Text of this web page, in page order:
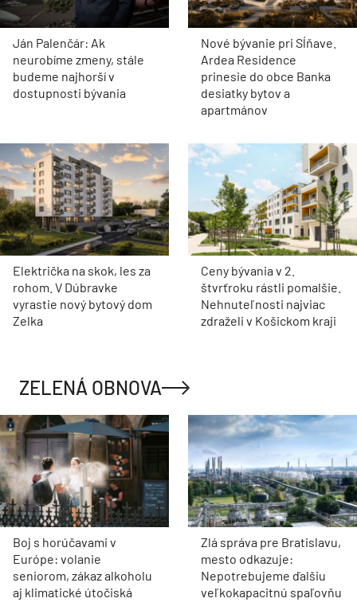
Ján Palenčár: Ak
neurobíme zmeny, stále
budeme najhorší v
dostupnosti bývania
Nové bývanie pri Sĺňave.
Ardea Residence
prinesie do obce Banka
desiatky bytov a
apartmánov
Električka na skok, les za
rohom. V Dúbravke
vyrastie nový bytový dom
Zelka
Ceny bývania v 2.
štvrťroku rástli pomalšie.
Nehnuteľnosti najviac
zdraželi v Košickom kraji
ZELENÁ OBNOVA
Boj s horúčavami v
Európe: volanie
seniorom, zákaz alkoholu
aj klimatické útočiská
Zlá správa pre Bratislavu,
mesto odkazuje:
Nepotrebujeme ďalšiu
veľkokapacitnú spaľovňu